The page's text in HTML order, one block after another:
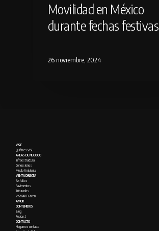
Movilidad en México
durante fechas festivas
26 noviembre, 2024
VISE
Quién es VISE
ÁREAS DE NEGOCIO
Infraestructura
Concesiones
Medio Ambiente
VENTA DIRECTA
Asfaltos
Pavimentos
Triturados
VISMART Green
AMOR
CONTENIDOS
Blog
Podcast
CONTACTO
Hagamos contacto